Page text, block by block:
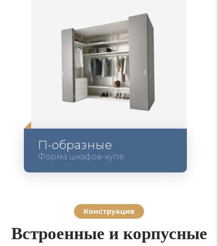
П-образные
Форма шкафов-купе
Конструкция
Встроенные и корпусные